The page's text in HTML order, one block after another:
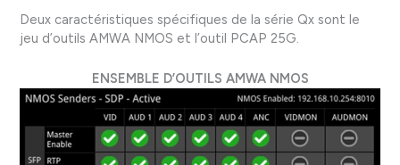
Deux caractéristiques spécifiques de la série Qx sont le
jeu d’outils AMWA NMOS et l’outil PCAP 25G.
ENSEMBLE D’OUTILS AMWA NMOS